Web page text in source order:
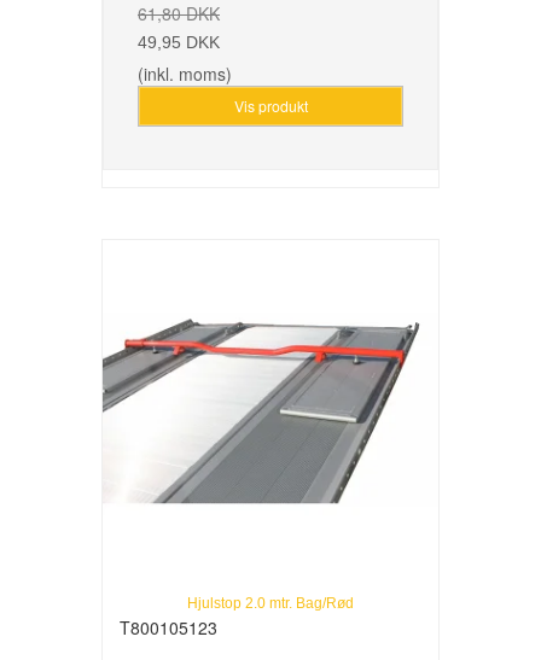
61,80 DKK
49,95 DKK
(inkl. moms)
Vis produkt
Hjulstop 2.0 mtr. Bag/Rød
T800105123